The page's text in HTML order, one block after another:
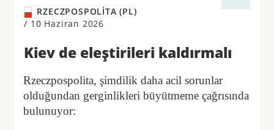
RZECZPOSPOLITA (PL)
/ 10 Haziran 2026
Kiev de eleştirileri kaldırmalı
Rzeczpospolita, şimdilik daha acil sorunlar
olduğundan gerginlikleri büyütmeme çağrısında
bulunuyor: